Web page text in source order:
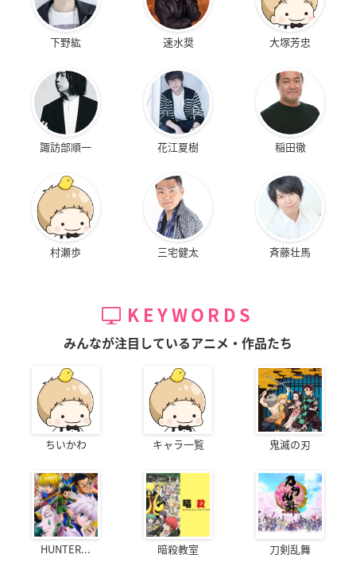
下野紘 速水奨 大塚芳忠
諏訪部順一 花江夏樹 稲田徹
村瀬歩 三宅健太 斉藤壮馬
KEYWORDS
みんなが注目しているアニメ・作品たち
ちいかわ キャラ一覧 鬼滅の刃
HUNTER... 暗殺教室 刀剣乱舞